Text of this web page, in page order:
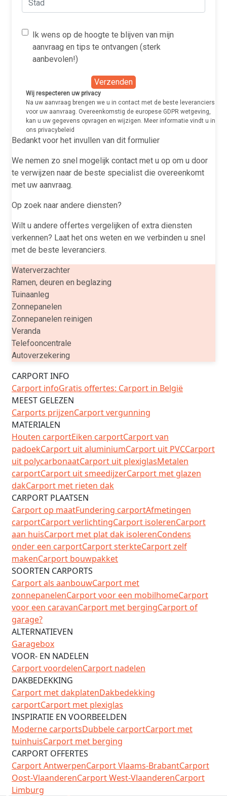
Ik wens op de hoogte te blijven van mijn
aanvraag en tips te ontvangen (sterk
aanbevolen!)
Verzenden
Wij respecteren uw privacy
Na uw aanvraag brengen we u in contact met de beste leveranciers
voor uw aanvraag. Overeenkomstig de europese GDPR wetgeving,
kan u uw gegevens opvragen en wijzigen. Meer informatie vindt u in
ons privacybeleid
Bedankt voor het invullen van dit formulier
We nemen zo snel mogelijk contact met u op om u door
te verwijzen naar de beste specialist die overeenkomt
met uw aanvraag.
Op zoek naar andere diensten?
Wilt u andere offertes vergelijken of extra diensten
verkennen? Laat het ons weten en we verbinden u snel
met de beste leveranciers.
Waterverzachter
Ramen, deuren en beglazing
Tuinaanleg
Zonnepanelen
Zonnepanelen reinigen
Veranda
Telefooncentrale
Autoverzekering
CARPORT INFO
Carport infoGratis offertes: Carport in België
MEEST GELEZEN
Carports prijzenCarport vergunning
MATERIALEN
Houten carportEiken carportCarport van
padoekCarport uit aluminiumCarport uit PVCCarport
uit polycarbonaatCarport uit plexiglasMetalen
carportCarport uit smeedijzerCarport met glazen
dakCarport met rieten dak
CARPORT PLAATSEN
Carport op maatFundering carportAfmetingen
carportCarport verlichtingCarport isolerenCarport
aan huisCarport met plat dak isolerenCondens
onder een carportCarport sterkteCarport zelf
makenCarport bouwpakket
SOORTEN CARPORTS
Carport als aanbouwCarport met
zonnepanelenCarport voor een mobilhomeCarport
voor een caravanCarport met bergingCarport of
garage?
ALTERNATIEVEN
Garagebox
VOOR- EN NADELEN
Carport voordelenCarport nadelen
DAKBEDEKKING
Carport met dakplatenDakbedekking
carportCarport met plexiglas
INSPIRATIE EN VOORBEELDEN
Moderne carportsDubbele carportCarport met
tuinhuisCarport met berging
CARPORT OFFERTES
Carport AntwerpenCarport Vlaams-BrabantCarport
Oost-VlaanderenCarport West-VlaanderenCarport
Limburg